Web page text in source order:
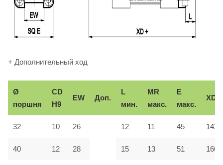
+ Дополнительный ход
Ø
поршня
CD
H9
EW Доп.
L
мин.
MR
макс.
E
макс.
XD
32 10 26 12 11 45 142
40 12 28 15 13 51 160